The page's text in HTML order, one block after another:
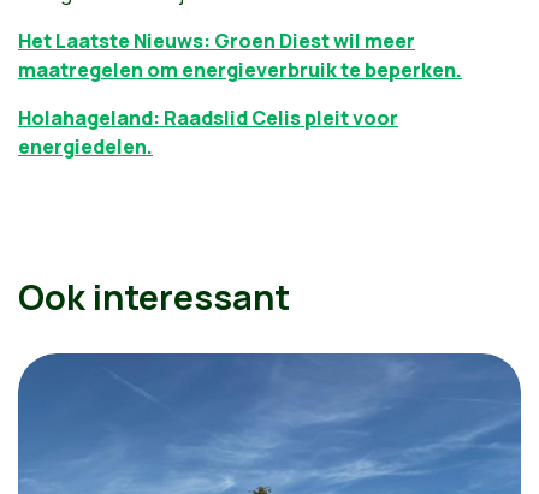
Het Laatste Nieuws: Groen Diest wil meer
maatregelen om energieverbruik te beperken.
Holahageland: Raadslid Celis pleit voor
energiedelen.
Ook interessant